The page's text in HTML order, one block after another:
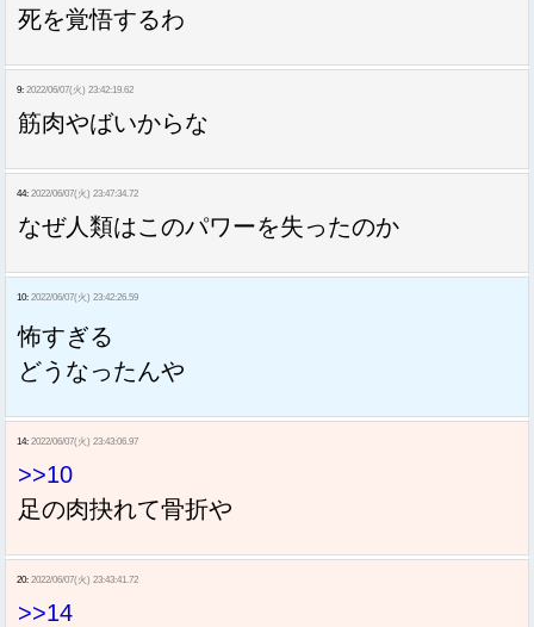
死を覚悟するわ
9: 2022/06/07(火) 23:42:19.62
筋肉やばいからな
44: 2022/06/07(火) 23:47:34.72
なぜ人類はこのパワーを失ったのか
10: 2022/06/07(火) 23:42:26.59
怖すぎる
どうなったんや
14: 2022/06/07(火) 23:43:06.97
>>10
足の肉抉れて骨折や
20: 2022/06/07(火) 23:43:41.72
>>14